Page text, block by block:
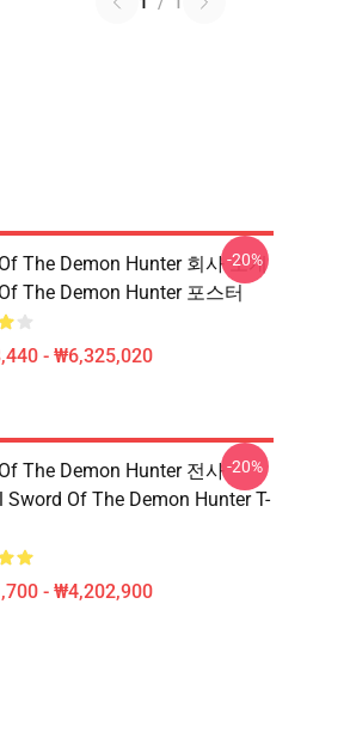
The Demon Hunter 회사 소개
The Demon Hunter 포스터
- ₩6,325,020
-20%
The Demon Hunter 전사
Sword Of The Demon Hunter T-
- ₩4,202,900
-20%